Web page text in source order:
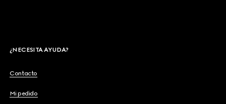
¿NECESITA AYUDA?
Contacto
Mi pedido